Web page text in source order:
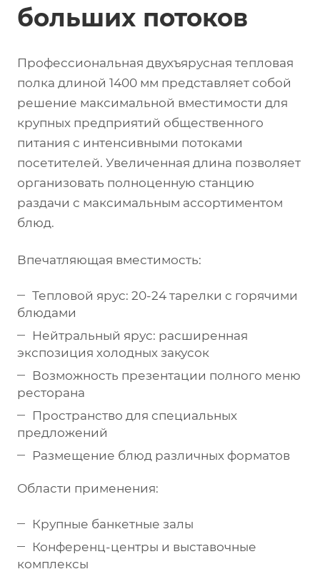
больших потоков
Профессиональная двухъярусная тепловая
полка длиной 1400 мм представляет собой
решение максимальной вместимости для
крупных предприятий общественного
питания с интенсивными потоками
посетителей. Увеличенная длина позволяет
организовать полноценную станцию
раздачи с максимальным ассортиментом
блюд.
Впечатляющая вместимость:
Тепловой ярус: 20-24 тарелки с горячими
блюдами
Нейтральный ярус: расширенная
экспозиция холодных закусок
Возможность презентации полного меню
ресторана
Пространство для специальных
предложений
Размещение блюд различных форматов
Области применения:
Крупные банкетные залы
Конференц-центры и выставочные
комплексы